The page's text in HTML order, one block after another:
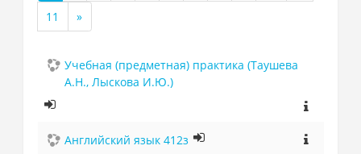
11
»
Next
Учебная (предметная) практика (Таушева
А.Н., Лыскова И.Ю.)
Английский язык 412з